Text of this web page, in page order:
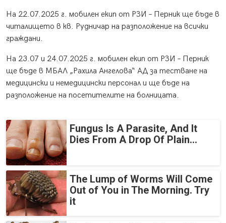
На 22.07.2025 г. мобилен екип от РЗИ – Перник ще бъде в
читалището в кв. Рудничар на разположение на всички
граждани.
На 23.07 и 24.07.2025 г. мобилен екип от РЗИ – Перник
ще бъде в МБАЛ „Рахила Ангелова“ АД за тестване на
медицински и немедицински персонал и ще бъде на
разположение на посетителите на болницата.
Fungus Is A Parasite, And It
Dies From A Drop Of Plain...
The Lump of Worms Will Come
Out of You in The Morning. Try
it